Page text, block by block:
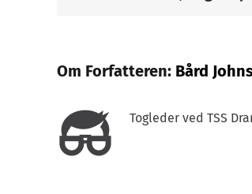
Om Forfatteren: Bård
Togleder ved TSS